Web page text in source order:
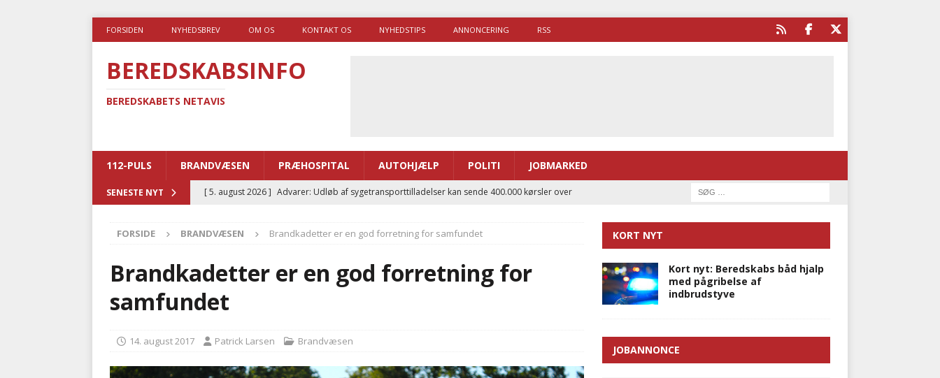
FORSIDEN NYHEDSBREV OM OS KONTAKT OS NYHEDSTIPS ANNONCERING RSS
BEREDSKABSINFO
BEREDSKABETS NETAVIS
112-PULS BRANDVÆSEN PRÆHOSPITAL AUTOHJÆLP POLITI JOBMARKED
SENESTE NYT [ 5. august 2026 ] Advarer: Udløb af sygetransporttilladelser kan sende 400.000 kørsler over
[ 5. august 2026 ] Ny ambulance og el-sygetransportvogn til Samsø
[ 4. august 2026 ]
Brandvæsenerne brugte lidt længere tid på at komme af sted i 2025
[ 4. august 2026 ]
kriminalitet
POLITI
FORSIDE BRANDVÆSEN Brandkadetter er en god forretning for samfundet
Brandkadetter er en god forretning for
samfundet
14. august 2017 Patrick Larsen Brandvæsen
KORT NYT
Kort nyt: Beredskabs båd hjalp
med pågribelse af
indbrudstyve
JOBANNONCE